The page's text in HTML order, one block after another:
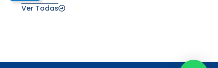
Ver Todas